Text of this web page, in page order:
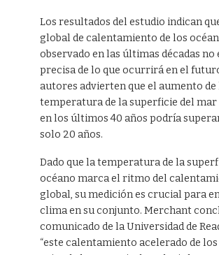
Los resultados del estudio indican
global de calentamiento de los
observado en las últimas décadas no
precisa de lo que ocurrirá en el
autores advierten que el aumento de
temperatura de la superficie del
en los últimos 40 años podría
solo 20 años.
Dado que la temperatura de la
océano marca el ritmo del
global, su medición es crucial para
clima en su conjunto. Merchant
comunicado de la Universidad de
“este calentamiento acelerado de